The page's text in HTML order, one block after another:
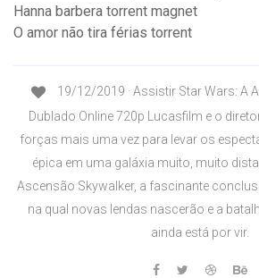
Hanna barbera torrent magnet
O amor não tira férias torrent
19/12/2019 · Assistir Star Wars: A
Dublado Online 720p Lucasfilm e o
forças mais uma vez para levar os
épica em uma galáxia muito, muito
Ascensão Skywalker, a fascinante
na qual novas lendas nascerão e a
ainda está por vir.